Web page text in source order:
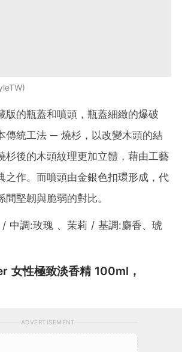
版的瓶蓋和噴頭，瓶蓋細緻的爆破
傳統工法 ─ 燒杉，以改變木頭的結
杉後的木頭紋理更加立體，藉由工藝
之作。而噴頭由金銀色扣環形成，代
堅韌與脆弱的對比。
中調:玫瑰 、茉莉 / 基調:麝香、琥
女性極致淡香精 100ml，
ADVERTISEMENT